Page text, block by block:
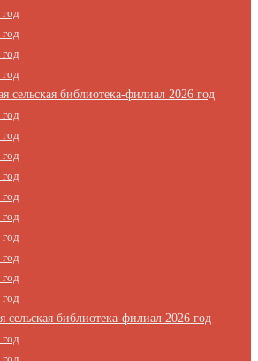
сельская библиотека-филиал 2026 год
сельская библиотека-филиал 2026 год